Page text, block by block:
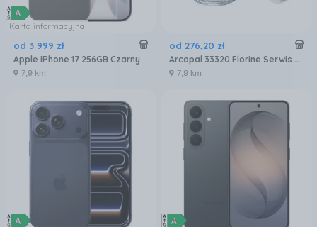
Karta informacyjna
od 3 999 zł
Apple iPhone 17 256GB Czarny
7,9 km
od 276,20 zł
Arcopal 33320 Florine Serwis Zestaw Obiadowy 26EL
7,9 km